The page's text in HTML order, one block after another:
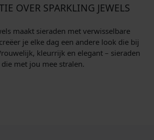
OVER SPARKLING JEWELS
maakt sieraden met verwisselbare
je elke dag een andere look die bij
kleurrijk en elegant – sieraden
die met jou mee stralen.